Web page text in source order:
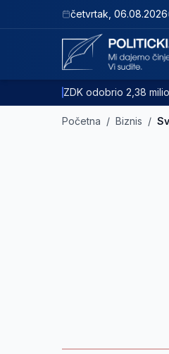
četvrtak 06.08.2026
ZDK odobrio 2,38
Početna / Biznis /